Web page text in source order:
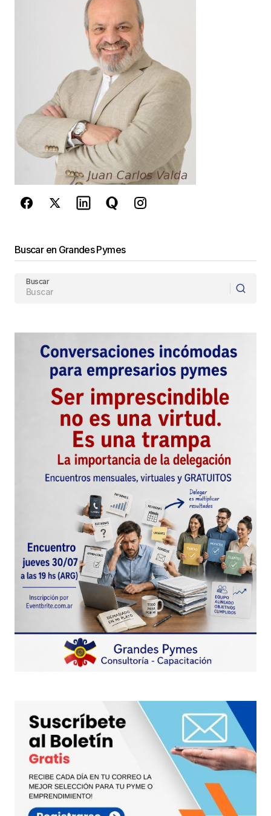
*
Guarda mi nombre, correo electrónico y web en
este navegador para la próxima vez que
comente.
Este sitio esta protegido por
reCAPTCHA y laPolítica de
privacidady losTérminos del servicio
de Google se aplican.
Buscar en Grandes Pymes
Buscar